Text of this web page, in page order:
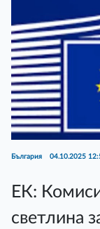
България 04.10.2025
ЕК:
светлина